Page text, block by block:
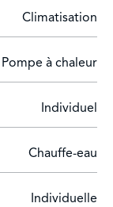
Climatisation
Pompe à chaleur
Individuel
Chauffe-eau
Individuelle